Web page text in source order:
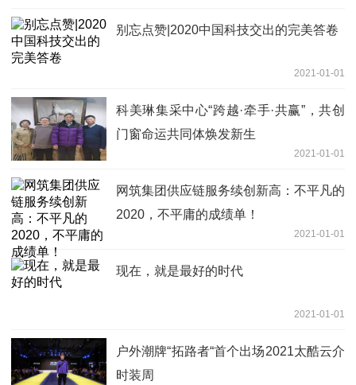
别忘点赞|2020中国科技交出的完美答卷
2021-01-01
科美琳集采中心“跨越·牵手·共赢”，共创
门窗命运共同体焕发新生
2021-01-01
网筑集团供应链服务续创新高：不平凡的
2020，不平庸的成绩单！
2021-01-01
现在，就是最好的时代
2021-01-01
户外潮牌“拓路者“首个出场2021太酷云介
时装周